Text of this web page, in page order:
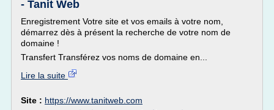
- Tanit Web
Enregistrement Votre site et vos emails à votre nom,
démarrez dès à présent la recherche de votre nom de
domaine !
Transfert Transférez vos noms de domaine en...
Lire la suite
Site : https://www.tanitweb.com